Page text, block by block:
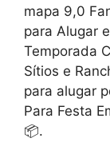
mapa 9,0
para Alugar
Temporada
Sítios e
para alugar
Para Festa
📦.